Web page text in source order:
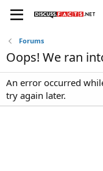
Forums
Oops! We ran
An error occurred
try again later.